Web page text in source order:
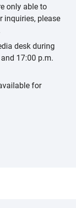
only able to
inquiries, please
desk during
17:00 p.m.
for